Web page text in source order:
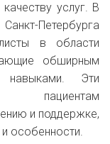
услуг. В
Петербурга
в области
обширным
Эти
пациентам
и поддержке,
особенности.